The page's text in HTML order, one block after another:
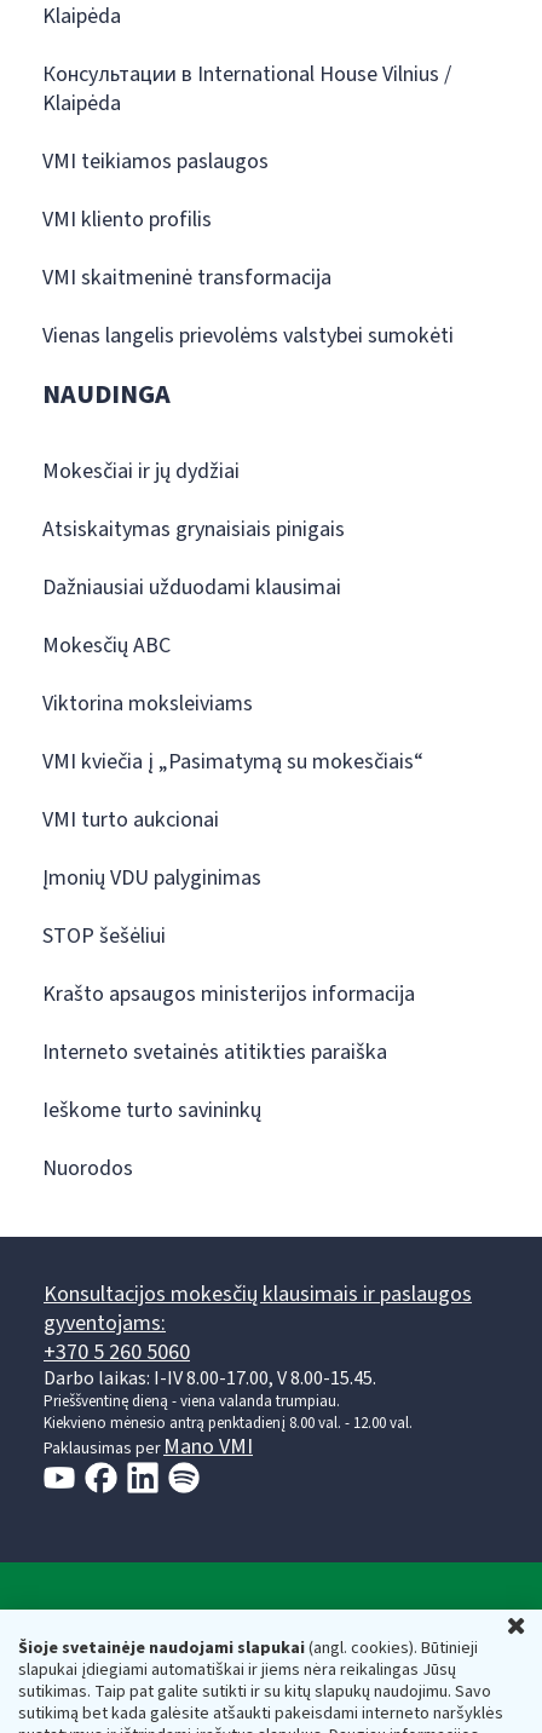
Šioje svetainėje naudojami slapukai(angl. cookies). Būtinieji
slapukai įdiegiami automatiškai ir jiems nėra reikalingas Jūsų
sutikimas. Taip pat galite sutikti ir su kitų slapukų naudojimu. Savo
sutikimą bet kada galėsite atšaukti pakeisdami interneto naršyklės
Klaipėda
Консультации в International House Vilnius /
Klaipėda
VMI teikiamos paslaugos
VMI kliento profilis
VMI skaitmeninė transformacija
Vienas langelis prievolėms valstybei sumokėti
NAUDINGA
Mokesčiai ir jų dydžiai
Atsiskaitymas grynaisiais pinigais
Dažniausiai užduodami klausimai
Mokesčių ABC
Viktorina moksleiviams
VMI kviečia į „Pasimatymą su mokesčiais“
VMI turto aukcionai
Įmonių VDU palyginimas
STOP šešėliui
Krašto apsaugos ministerijos informacija
Interneto svetainės atitikties paraiška
Ieškome turto savininkų
Nuorodos
Konsultacijos mokesčių klausimais ir paslaugos
gyventojams:
+370 5 260 5060
Darbo laikas: I-IV 8.00-17.00, V 8.00-15.45.
Prieššventinę dieną - viena valanda trumpiau.
Kiekvieno mėnesio antrą penktadienį 8.00 val. - 12.00 val.
Paklausimas per Mano VMI
Respublikos finansų ministerijos
Biudžetinė įstaiga. Juridinio asmens kodas — 188659752,
adresas: Vasario 16-osios g. 14, 01107 Vilnius, Lietuva, el.paštas:
vmi@vmi.lt, E. pristatymo dėžutės adresas 188659752